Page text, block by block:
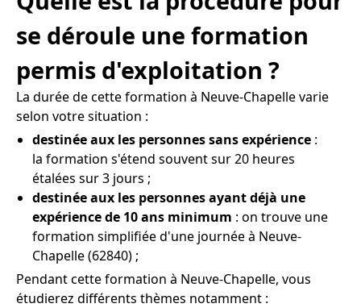
se déroule une formation
permis d'exploitation ?
La durée de cette formation à Neuve-Chapelle varie
selon votre situation :
destinée aux les personnes sans expérience :
la formation s'étend souvent sur 20 heures
étalées sur 3 jours ;
destinée aux les personnes ayant déjà une
expérience de 10 ans minimum : on trouve une
formation simplifiée d'une journée à Neuve-
Chapelle (62840) ;
Pendant cette formation à Neuve-Chapelle, vous
étudierez différents thèmes notamment :